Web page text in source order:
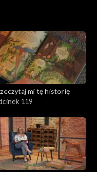
mi tę historię
119